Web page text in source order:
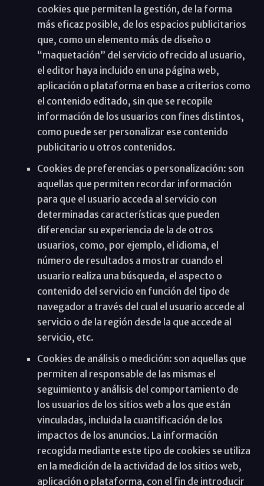
cookies que permiten la gestión, de la forma
más eficaz posible, de los espacios publicitarios
que, como un elemento más de diseño o
“maquetación” del servicio ofrecido al usuario,
el editor haya incluido en una página web,
aplicación o plataforma en base a criterios como
el contenido editado, sin que se recopile
información de los usuarios con fines distintos,
como puede ser personalizar ese contenido
publicitario u otros contenidos.
Cookies de preferencias o personalización: son
aquellas que permiten recordar información
para que el usuario acceda al servicio con
determinadas características que pueden
diferenciar su experiencia de la de otros
usuarios, como, por ejemplo, el idioma, el
número de resultados a mostrar cuando el
usuario realiza una búsqueda, el aspecto o
contenido del servicio en función del tipo de
navegador a través del cual el usuario accede al
servicio o de la región desde la que accede al
servicio, etc.
Cookies de análisis o medición: son aquellas que
permiten al responsable de las mismas el
seguimiento y análisis del comportamiento de
los usuarios de los sitios web a los que están
vinculadas, incluida la cuantificación de los
impactos de los anuncios. La información
recogida mediante este tipo de cookies se utiliza
en la medición de la actividad de los sitios web,
aplicación o plataforma, con el fin de introducir